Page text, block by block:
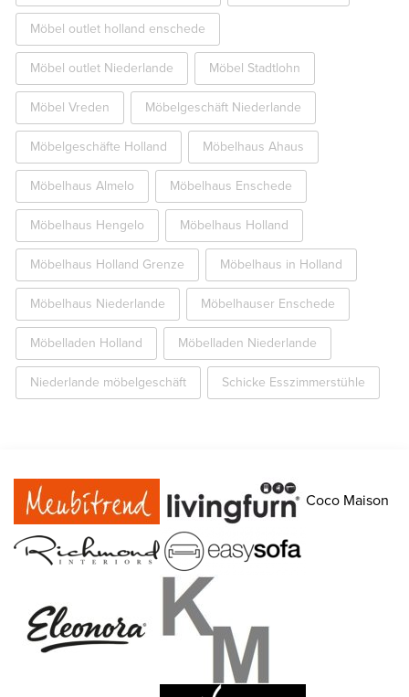
Möbel outlet holland enschede
Möbel outlet Niederlande Möbel Stadtlohn
Möbel Vreden Möbelgeschäft Niederlande
Möbelgeschäfte Holland Möbelhaus Ahaus
Möbelhaus Almelo Möbelhaus Enschede
Möbelhaus Hengelo Möbelhaus Holland
Möbelhaus Holland Grenze Möbelhaus in Holland
Möbelhaus Niederlande Möbelhauser Enschede
Möbelladen Holland Möbelladen Niederlande
Niederlande möbelgeschäft Schicke Esszimmerstühle
Coco Maison